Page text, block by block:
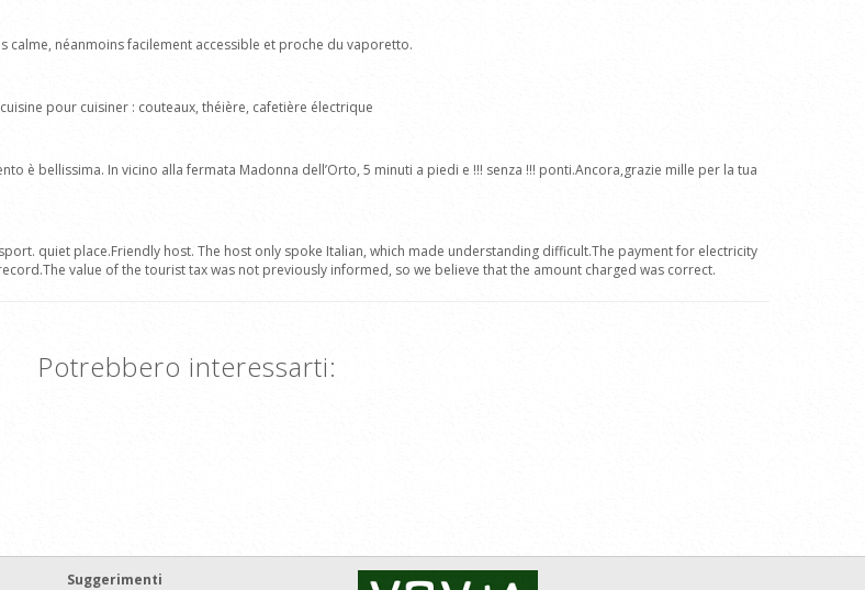
néanmoins facilement accessible et proche du vaporetto.
pour cuisiner : couteaux, théière, cafetière électrique
è bellissima. In vicino alla fermata Madonna dell’Orto, 5 minuti a piedi e !!! senza !!! ponti.Ancora,grazie mille per la tua
quiet place.Friendly host. The host only spoke Italian, which made understanding difficult.The payment for electricity
value of the tourist tax was not previously informed, so we believe that the amount charged was correct.
Potrebbero interessarti:
Suggerimenti